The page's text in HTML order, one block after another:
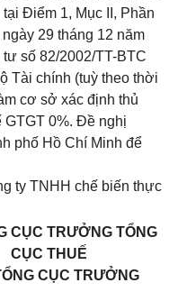
tại Điểm 1, Mục II, Phần
ngày 29 tháng 12 năm
số 82/2002/TT-BTC
Tài chính (tuỳ theo thời
cơ sở xác định thủ
GTGT 0%. Đề nghị
phố Hồ Chí Minh để
ty TNHH chế biến thực
CỤC TRƯỞNG TỔNG
CỤC THUẾ
CỤC TRƯỞNG